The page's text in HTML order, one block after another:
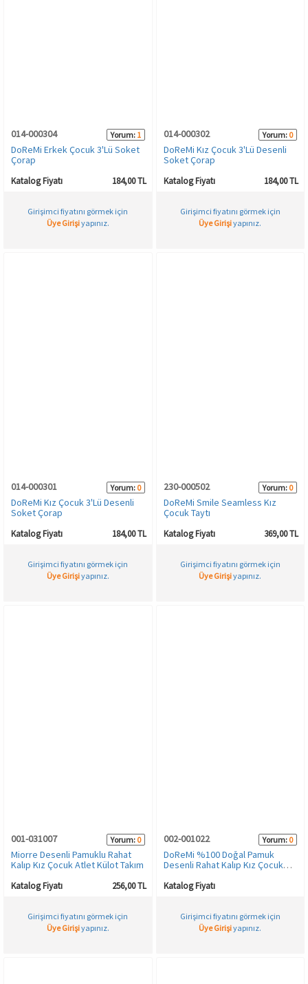
014-000304 Yorum: 1
DoReMi Erkek Çocuk 3'Lü Soket
Çorap
Katalog Fiyatı 184,00 TL
Girişimci fiyatını görmek için
Üye Girişiyapınız.
014-000302 Yorum: 0
DoReMi Kız Çocuk 3'Lü Desenli
Soket Çorap
Katalog Fiyatı 184,00 TL
Girişimci fiyatını görmek için
Üye Girişiyapınız.
014-000301 Yorum: 0
DoReMi Kız Çocuk 3'Lü Desenli
Soket Çorap
Katalog Fiyatı 184,00 TL
Girişimci fiyatını görmek için
Üye Girişiyapınız.
230-000502 Yorum: 0
DoReMi Smile Seamless Kız
Çocuk Taytı
Katalog Fiyatı 369,00 TL
Girişimci fiyatını görmek için
Üye Girişiyapınız.
001-031007 Yorum: 0
Miorre Desenli Pamuklu Rahat
Kalıp Kız Çocuk Atlet Külot Takım
Katalog Fiyatı 256,00 TL
Girişimci fiyatını görmek için
Üye Girişiyapınız.
002-001022 Yorum: 0
DoReMi %100 Doğal Pamuk
Desenli Rahat Kalıp Kız Çocuk
Katalog Fiyatı
Girişimci fiyatını görmek için
Üye Girişiyapınız.